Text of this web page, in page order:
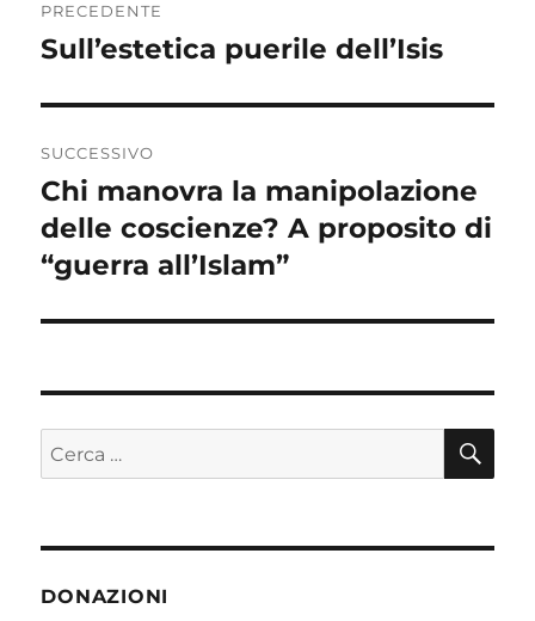
articoli
PRECEDENTE
Articolo
Sull’estetica puerile dell’Isis
SUCCESSIVO
Articolo
successivo:
Chi manovra la manipolazione
delle coscienze? A proposito di
“guerra all’Islam”
Cerca:
DONAZIONI